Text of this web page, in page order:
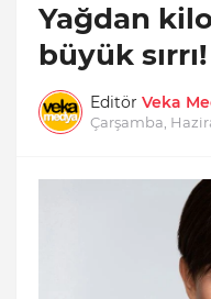
Yağdan
büyük sırrı!
Editör Veka
Çarşamba,